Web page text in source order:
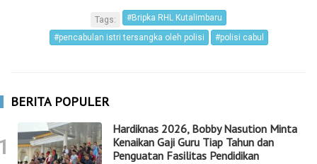
Tags:
#Bripka RHL Kutalimbaru
#pencabulan istri tersangka oleh polisi
#polisi cabul
BERITA POPULER
Hardiknas 2026, Bobby Nasution Minta
Kenaikan Gaji Guru Tiap Tahun dan
Penguatan Fasilitas Pendidikan